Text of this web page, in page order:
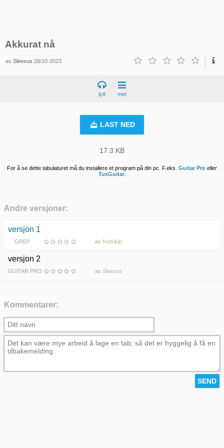
Akkurat nå
avSleexus 28/10-2023
lytt mer
LAST NED
17.3 KB
For å se dette tabulaturet må du installere et program på din pc. F.eks. Guitar Pro eller
TuxGuitar.
Andre versjoner:
versjon 1
GREP av fredrikjh
versjon 2
GUITAR PRO av Sleexus
Kommentarer: